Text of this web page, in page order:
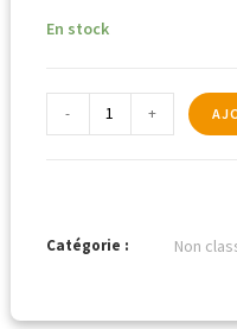
En stock
- +
Catégorie : Non